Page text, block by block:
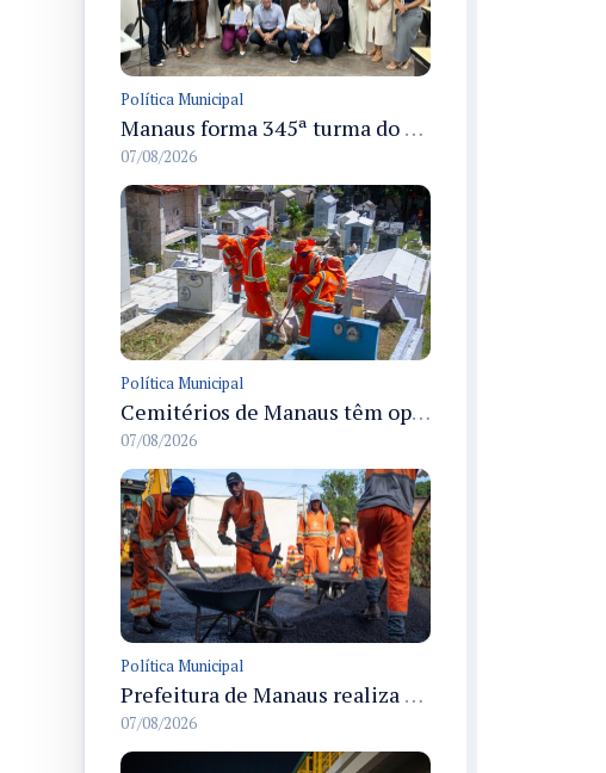
Política Municipal
Manaus forma 345ª turma do Empretec e amplia qualificação de empreendedores na cidade
07/08/2026
Política Municipal
Cemitérios de Manaus têm operação concluída e estrutura pronta para receber famílias no Dia dos Pais
07/08/2026
Política Municipal
Prefeitura de Manaus realiza recuperação asfáltica na rua Canário do Campo e amplia mobilidade na zona Norte
07/08/2026